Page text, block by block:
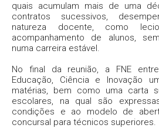
quais acumulam mais de uma
contratos sucessivos,
natureza docente, como
acompanhamento de alunos,
numa carreira estável.
No final da reunião, a FNE
Educação, Ciência e Inovação
matérias, bem como uma carta
escolares, na qual são
condições e ao modelo de
concursal para técnicos superiores.